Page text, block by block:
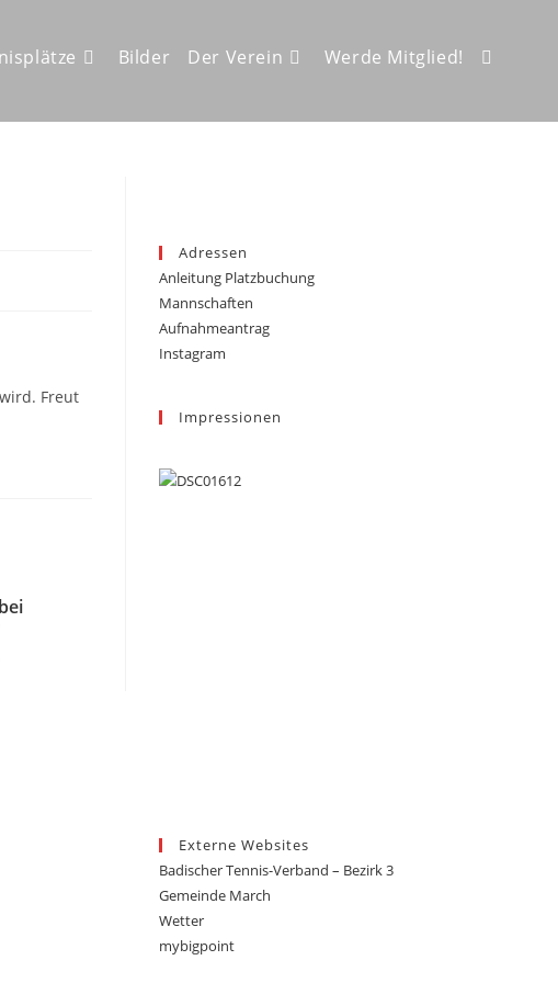
Bilder Der Verein Werde Mitglied! Website-
Freut
Adressen
Anleitung Platzbuchung
Mannschaften
Aufnahmeantrag
Instagram
Impressionen
Externe Websites
Badischer Tennis-Verband – Bezirk 3
Gemeinde March
Wetter
mybigpoint